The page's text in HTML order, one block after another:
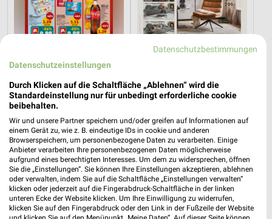
Angebote ab 03.08.
Noch heute gültig Gültig bis Fr. 14.08.
Opti Wohnwelt
Datenschutzbestimmungen
Datenschutzeinstellungen
Durch Klicken auf die Schaltfläche „Ablehnen“ wird die
Standardeinstellung nur für unbedingt erforderliche cookie
beibehalten.
Wir und unsere Partner speichern und/oder greifen auf Informationen auf
einem Gerät zu, wie z. B. eindeutige IDs in cookie und anderen
Browserspeichern, um personenbezogene Daten zu verarbeiten. Einige
Anbieter verarbeiten Ihre personenbezogenen Daten möglicherweise
aufgrund eines berechtigten Interesses. Um dem zu widersprechen, öffnen
Sie die „Einstellungen“. Sie können Ihre Einstellungen akzeptieren, ablehnen
oder verwalten, indem Sie auf die Schaltfläche „Einstellungen verwalten“
klicken oder jederzeit auf die Fingerabdruck-Schaltfläche in der linken
unteren Ecke der Website klicken. Um Ihre Einwilligung zu widerrufen,
klicken Sie auf den Fingerabdruck oder den Link in der Fußzeile der Website